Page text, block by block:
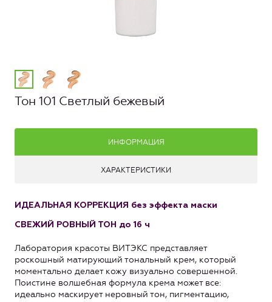
Тон 101 Светлый бежевый
ИНФОРМАЦИЯ
ХАРАКТЕРИСТИКИ
ИДЕАЛЬНАЯ КОРРЕКЦИЯ без эффекта маски
СВЕЖИЙ РОВНЫЙ ТОН до 16 ч
Лаборатория красоты ВИТЭКС представляет
роскошный матирующий тональный крем, который
моментально делает кожу визуально совершенной.
Поистине волшебная формула крема может все:
идеально маскирует неровный тон, пигментацию,